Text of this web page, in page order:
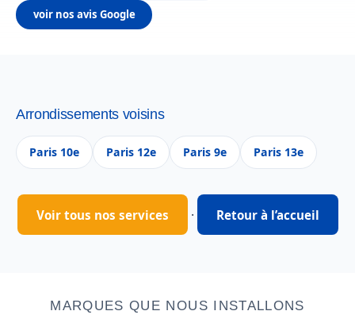
voir nos avis Google
Arrondissements voisins
Paris 10e Paris 12e Paris 9e Paris 13e
Voir tous nos services · Retour à l’accueil
MARQUES QUE NOUS INSTALLONS